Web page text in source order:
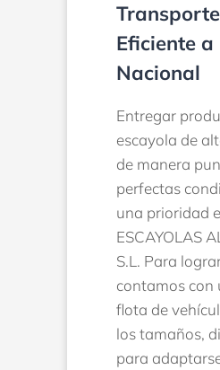
Transporte
Eficiente a
Nacional
Entregar
escayola de
de manera
perfectas
una prioridad
ESCAYOLAS
S.L. Para
contamos con
flota de
los tamaños,
para